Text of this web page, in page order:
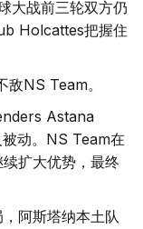
大战前三轮双方仍
Holcattes把握住
NS Team。
Astana
动。NS Team在
扩大优势，最终
阿斯塔纳本土队